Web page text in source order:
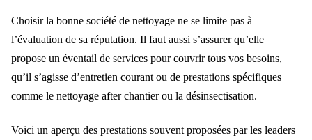
Choisir la bonne société de nettoyage ne se limite pas à
l’évaluation de sa réputation. Il faut aussi s’assurer qu’elle
propose un éventail de services pour couvrir tous vos besoins,
qu’il s’agisse d’entretien courant ou de prestations spécifiques
comme le nettoyage after chantier ou la désinsectisation.
Voici un aperçu des prestations souvent proposées par les leaders